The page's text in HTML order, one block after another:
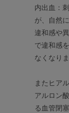
内出血：
が、自然
違和感や
で違和感
なくなりま
またヒア
アルロン
る血管閉